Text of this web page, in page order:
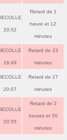
20:52
Retard de 1
heure et 12
minutes
19:49
Retard de 23
minutes
20:07
Retard de 27
minutes
20:55
Retard de 2
heures et 50
minutes